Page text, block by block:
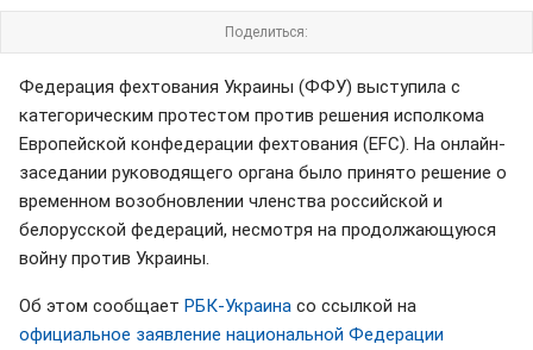
Поделиться:
Федерация фехтования Украины (ФФУ) выступила с
категорическим протестом против решения исполкома
Европейской конфедерации фехтования (EFC). На онлайн-
заседании руководящего органа было принято решение о
временном возобновлении членства российской и
белорусской федераций, несмотря на продолжающуюся
войну против Украины.
Об этом сообщает РБК-Украина со ссылкой на
официальное заявление национальной Федерации